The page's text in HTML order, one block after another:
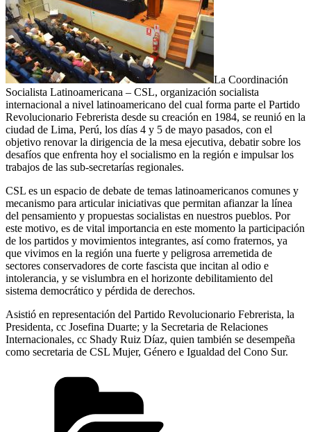
La Coordinación
Socialista Latinoamericana – CSL, organización socialista
internacional a nivel latinoamericano del cual forma parte el Partido
Revolucionario Febrerista desde su creación en 1984, se reunió en la
ciudad de Lima, Perú, los días 4 y 5 de mayo pasados, con el
objetivo renovar la dirigencia de la mesa ejecutiva, debatir sobre los
desafíos que enfrenta hoy el socialismo en la región e impulsar los
trabajos de las sub-secretarías regionales.
CSL es un espacio de debate de temas latinoamericanos comunes y
mecanismo para articular iniciativas que permitan afianzar la línea
del pensamiento y propuestas socialistas en nuestros pueblos. Por
este motivo, es de vital importancia en este momento la participación
de los partidos y movimientos integrantes, así como fraternos, ya
que vivimos en la región una fuerte y peligrosa arremetida de
sectores conservadores de corte fascista que incitan al odio e
intolerancia, y se vislumbra en el horizonte debilitamiento del
sistema democrático y pérdida de derechos.
Asistió en representación del Partido Revolucionario Febrerista, la
Presidenta, cc Josefina Duarte; y la Secretaria de Relaciones
Internacionales, cc Shady Ruiz Díaz, quien también se desempeña
como secretaria de CSL Mujer, Género e Igualdad del Cono Sur.